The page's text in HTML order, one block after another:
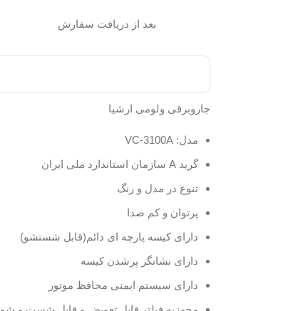
بعد از دریافت سفارش
جاروبرقی ولومی ارشیا
مدل: VC-3100A
گرید A سازمان استاندارد ملی ایران
تنوع در مدل و رنگ
پرتوان و کم صدا
دارای کیسه پارچه ای دائم(قابل شستشو)
دارای نشانگر پرشدن کیسه
دارای سیستم ایمنی محافظ موتور